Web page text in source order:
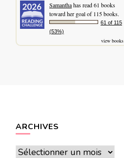
Samanthahas read 61 books
toward her goal of 115 books.
61 of 115
(53%)
view books
ARCHIVES
Archives